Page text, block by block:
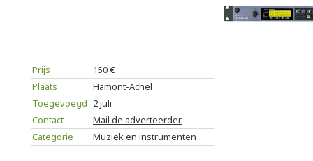
Prijs
150 €
Plaats
Hamont-Achel
Toegevoegd 2 juli
Contact
Mail de adverteerder
Categorie
Muziek en instrumenten